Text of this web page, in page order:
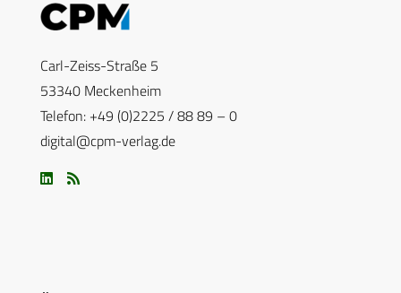
Carl-Zeiss-Straße 5
53340 Meckenheim
Telefon: +49 (0)2225 / 88 89 – 0
digital@cpm-verlag.de